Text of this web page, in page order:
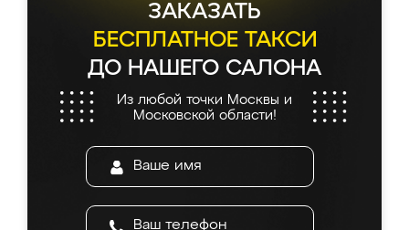
ЗАКАЗАТЬ
БЕСПЛАТНОЕ ТАКСИ
ДО НАШЕГО САЛОНА
Из любой точки Москвы и
Московской области!